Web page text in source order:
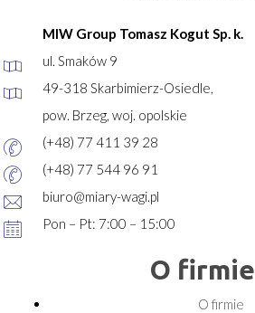
MIW Group Tomasz Kogut Sp. k.
ul. Smaków 9
49-318 Skarbimierz-Osiedle,
pow. Brzeg, woj. opolskie
(+48) 77 411 39 28
(+48) 77 544 96 91
biuro@miary-wagi.pl
Pon – Pt: 7:00 – 15:00
O firmie
O firmie